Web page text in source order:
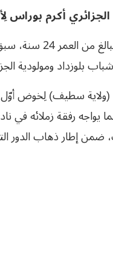
أكرم
متوسط
(ولاية سطيف) لِخوض أوّل
لما يواجه رفقة زملائه
ضمن إطار ذهاب الدور